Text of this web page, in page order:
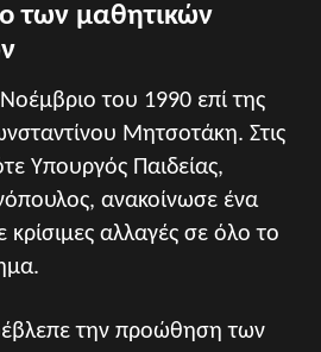
των μαθητικών
του 1990 επί της
Μητσοτάκη. Στις
Υπουργός Παιδείας,
ανακοίνωσε ένα
αλλαγές σε όλο το
την προώθηση των